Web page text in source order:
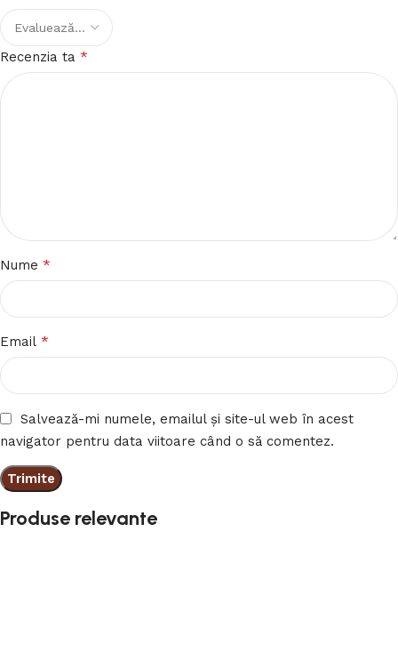
Recenzia ta *
Nume *
Email *
Salvează-mi numele, emailul și site-ul web în acest
navigator pentru data viitoare când o să comentez.
Produse relevante